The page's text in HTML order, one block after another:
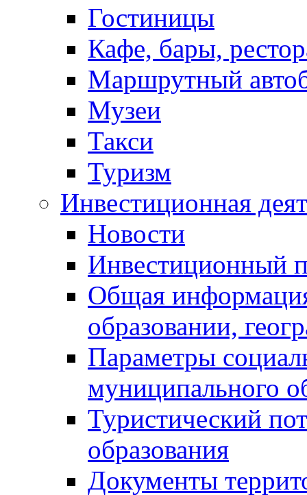
Гостиницы
Кафе, бары,
Маршрутный
Музеи
Такси
Туризм
Инвестиционная
Новости
Инвестиционный
Общая
образовании,
Параметры
муниципального
Туристический
образования
Документы